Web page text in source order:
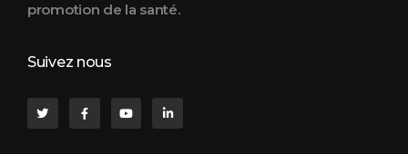
promotion de la santé.
Suivez nous